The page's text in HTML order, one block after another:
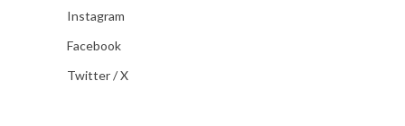
Instagram
Facebook
Twitter / X